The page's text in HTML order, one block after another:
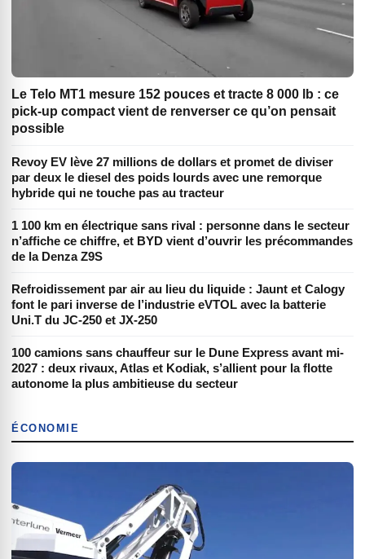
Le Telo MT1 mesure 152 pouces et tracte 8 000 lb : ce
pick-up compact vient de renverser ce qu’on pensait
possible
Revoy EV lève 27 millions de dollars et promet de diviser
par deux le diesel des poids lourds avec une remorque
hybride qui ne touche pas au tracteur
1 100 km en électrique sans rival : personne dans le secteur
n’affiche ce chiffre, et BYD vient d’ouvrir les précommandes
de la Denza Z9S
Refroidissement par air au lieu du liquide : Jaunt et Calogy
font le pari inverse de l’industrie eVTOL avec la batterie
Uni.T du JC-250 et JX-250
100 camions sans chauffeur sur le Dune Express avant mi-
2027 : deux rivaux, Atlas et Kodiak, s’allient pour la flotte
autonome la plus ambitieuse du secteur
ÉCONOMIE